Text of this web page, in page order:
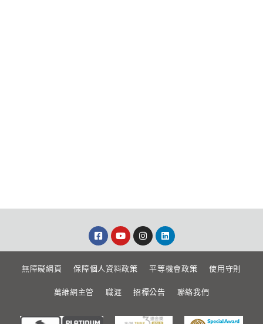
無障礙網頁 保障個人資料政策 平等機會政策 使用守則
萬維網主管 職涯 招標公告 聯絡我們